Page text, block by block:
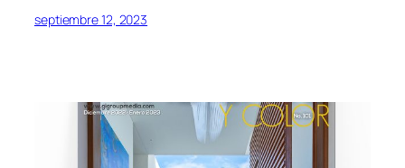
septiembre 12, 2023